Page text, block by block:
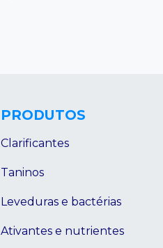
PRODUTOS
Clarificantes
Taninos
Leveduras e bactérias
Ativantes e nutrientes